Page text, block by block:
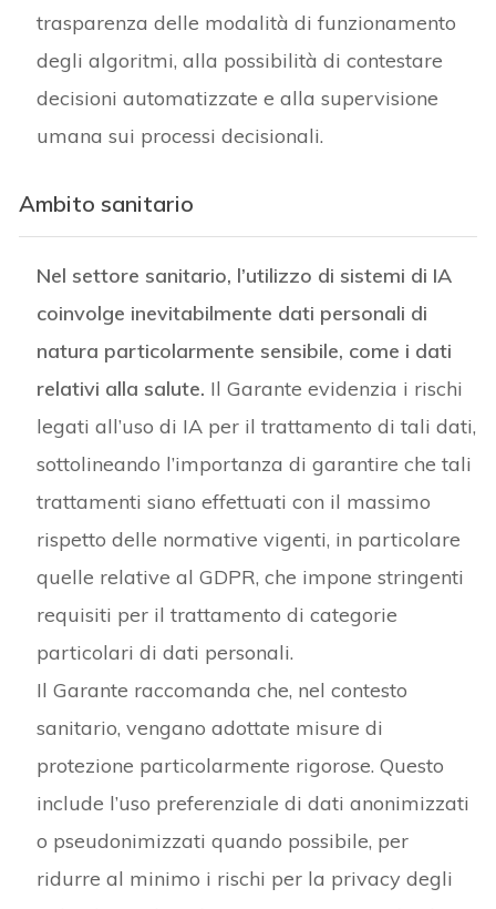
trasparenza delle modalità di funzionamento
degli algoritmi, alla possibilità di contestare
decisioni automatizzate e alla supervisione
umana sui processi decisionali.
Ambito sanitario
Nel settore sanitario, l’utilizzo di sistemi di IA
coinvolge inevitabilmente dati personali di
natura particolarmente sensibile, come i dati
relativi alla salute. Il Garante evidenzia i rischi
legati all’uso di IA per il trattamento di tali dati,
sottolineando l’importanza di garantire che tali
trattamenti siano effettuati con il massimo
rispetto delle normative vigenti, in particolare
quelle relative al GDPR, che impone stringenti
requisiti per il trattamento di categorie
particolari di dati personali.
Il Garante raccomanda che, nel contesto
sanitario, vengano adottate misure di
protezione particolarmente rigorose. Questo
include l’uso preferenziale di dati anonimizzati
o pseudonimizzati quando possibile, per
ridurre al minimo i rischi per la privacy degli